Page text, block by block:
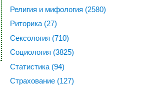
Религия и мифология (2580)
Риторика (27)
Сексология (710)
Социология (3825)
Статистика (94)
Страхование (127)